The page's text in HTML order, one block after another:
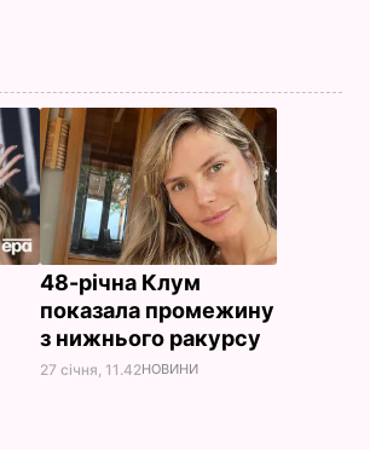
48-річна Клум
показала промежину
з нижнього ракурсу
27 січня, 11.42НОВИНИ